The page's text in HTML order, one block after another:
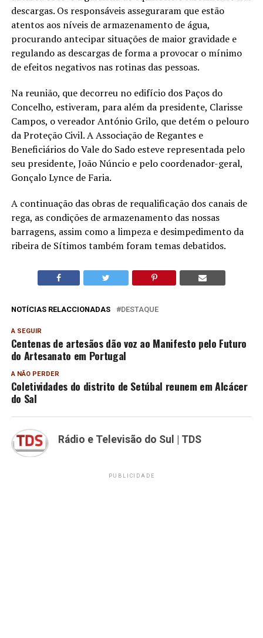
descargas. Os responsáveis asseguraram que estão
atentos aos níveis de armazenamento de água,
procurando antecipar situações de maior gravidade e
regulando as descargas de forma a provocar o mínimo
de efeitos negativos nas rotinas das pessoas.
Na reunião, que decorreu no edifício dos Paços do
Concelho, estiveram, para além da presidente, Clarisse
Campos, o vereador António Grilo, que detém o pelouro
da Proteção Civil. A Associação de Regantes e
Beneficiários do Vale do Sado esteve representada pelo
seu presidente, João Núncio e pelo coordenador-geral,
Gonçalo Lynce de Faria.
A continuação das obras de requalificação dos canais de
rega, as condições de armazenamento das nossas
barragens, assim como a limpeza e desimpedimento da
ribeira de Sítimos também foram temas debatidos.
NOTÍCIAS RELACCIONADAS DESTAQUE
A SEGUIR
Centenas de artesãos dão voz ao Manifesto pelo Futuro
do Artesanato em Portugal
A NÃO PERDER
Coletividades do distrito de Setúbal reunem em Alcácer
do Sal
Rádio e Televisão do Sul | TDS
PUBLICIDADE